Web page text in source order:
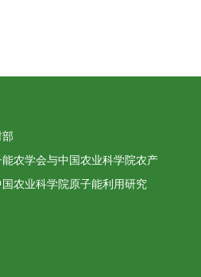
农学会与中国农业科学院农产
农业科学院原子能利用研究